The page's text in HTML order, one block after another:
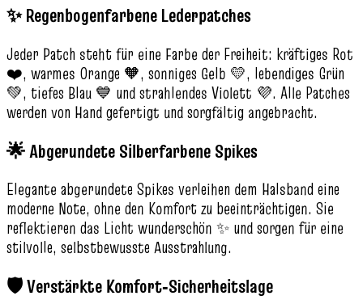
✨ Regenbogenfarbene Lederpatches
Jeder Patch steht für eine Farbe der Freiheit: kräftiges Rot
❤️, warmes Orange 🧡, sonniges Gelb 💛, lebendiges Grün
💚, tiefes Blau 💙 und strahlendes Violett 💜. Alle Patches
werden von Hand gefertigt und sorgfältig angebracht.
🌟 Abgerundete Silberfarbene Spikes
Elegante abgerundete Spikes verleihen dem Halsband eine
moderne Note, ohne den Komfort zu beeinträchtigen. Sie
reflektieren das Licht wunderschön ✨ und sorgen für eine
stilvolle, selbstbewusste Ausstrahlung.
🛡️ Verstärkte Komfort‑Sicherheitslage